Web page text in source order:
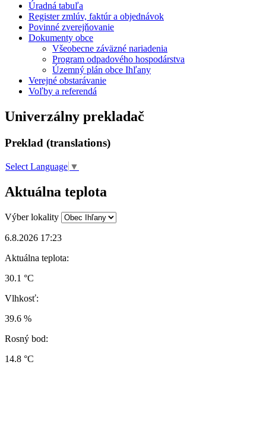
Úradná tabuľa
Register zmlúv, faktúr a objednávok
Povinné zverejňovanie
Dokumenty obce
Všeobecne záväzné nariadenia
Program odpadového hospodárstva
Územný plán obce Ihľany
Verejné obstarávanie
Voľby a referendá
Univerzálny prekladač
Preklad (translations)
Select Language ▼
Aktuálna teplota
Výber lokality
6.8.2026 17:23
Aktuálna teplota:
30.1 °C
Vlhkosť:
39.6 %
Rosný bod:
14.8 °C